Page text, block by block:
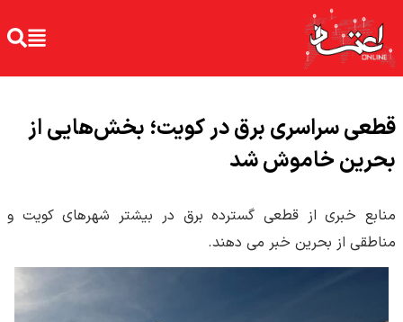
قطعی سراسری برق در کویت؛ بخش‌هایی از
بحرین خاموش شد
منابع خبری از قطعی گسترده برق در بیشتر شهرهای کویت و
مناطقی از بحرین خبر می دهند.